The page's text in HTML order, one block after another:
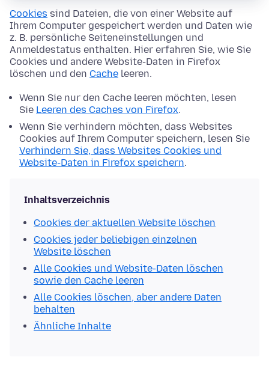
Cookies sind Dateien, die von einer Website auf
Ihrem Computer gespeichert werden und Daten wie
z. B. persönliche Seiteneinstellungen und
Anmeldestatus enthalten. Hier erfahren Sie, wie Sie
Cookies und andere Website-Daten in Firefox
löschen und den Cache leeren.
Wenn Sie nur den Cache leeren möchten, lesen
Sie Leeren des Caches von Firefox.
Wenn Sie verhindern möchten, dass Websites
Cookies auf Ihrem Computer speichern, lesen Sie
Verhindern Sie, dass Websites Cookies und
Website-Daten in Firefox speichern.
Inhaltsverzeichnis
Cookies der aktuellen Website löschen
Cookies jeder beliebigen einzelnen
Website löschen
Alle Cookies und Website-Daten löschen
sowie den Cache leeren
Alle Cookies löschen, aber andere Daten
behalten
Ähnliche Inhalte